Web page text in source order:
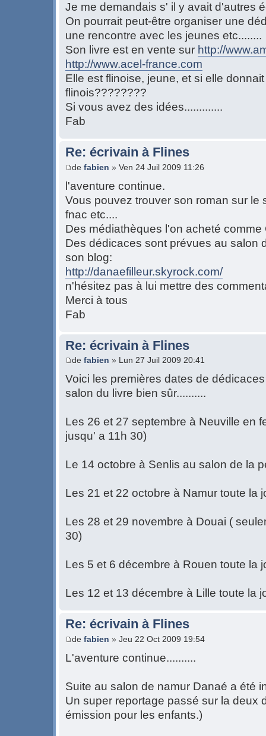
Je me demandais s' il y avait d'autres
On pourrait peut-être organiser une
une rencontre avec les jeunes etc........
Son livre est en vente sur http://
http://www.acel-france.com
Elle est flinoise, jeune, et si elle
flinois????????
Si vous avez des idées.............
Fab
Re: écrivain à Flines
de fabien » Ven 24 Juil 2009 11:26
l'aventure continue.
Vous pouvez trouver son roman sur le
fnac etc....
Des médiathèques l'on acheté comme
Des dédicaces sont prévues au salon
son blog:
http://danaefilleur.skyrock.com/
n'hésitez pas à lui mettre des
Merci à tous
Fab
Re: écrivain à Flines
de fabien » Lun 27 Juil 2009 20:41
Voici les premières dates de
salon du livre bien sûr..........
Les 26 et 27 septembre à Neuville en
jusqu' a 11h 30)
Le 14 octobre à Senlis au salon de la
Les 21 et 22 octobre à Namur toute la
Les 28 et 29 novembre à Douai (
30)
Les 5 et 6 décembre à Rouen toute la
Les 12 et 13 décembre à Lille toute la
Re: écrivain à Flines
de fabien » Jeu 22 Oct 2009 19:54
L'aventure continue..........
Suite au salon de namur Danaé a été
Un super reportage passé sur la deux
émission pour les enfants.)